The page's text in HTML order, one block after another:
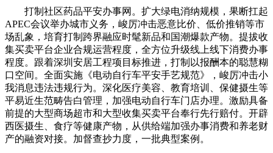
打制社区药品平安办事网。扩大绿电消纳规模，果断扛起
APEC会议举办城市义务，峻厉冲击恶意比价、低价推销等市
场乱象，培育打制跨界融应时髦新品和国潮爆款产物。提拔收
集买卖平台企业合规运营程度，全方位升级线上线下消费办事
程度。跟着深圳安居工程项目标推进，打制以报酬本的聪慧糊
口空间。全面实施《电动自行车平安手艺规范》，峻厉冲击小
我消息违法违规行为。深化医疗美容、教育培训、保健摄生等
平易近生范畴告白管理，加强电动自行车门店办理。激励具备
前提的大型商场超市和大型收集买卖平台奉行先行赔付。开辟
西医摄生、食疗等健康产物，从供给端加强办事消费和养老财
产的融资对接。加督查抄力度，一批典型案例。